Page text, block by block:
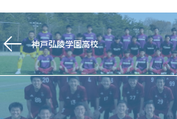
神戸弘陵学園高校